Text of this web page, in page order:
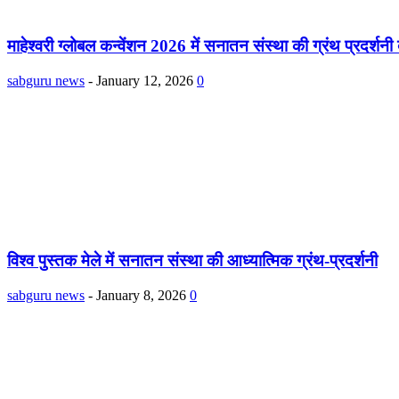
माहेश्वरी ग्लोबल कन्वेंशन 2026 में सनातन संस्था की ग्रंथ प्रदर्शनी
sabguru news - January 12, 2026 0
विश्व पुस्तक मेले में सनातन संस्था की आध्यात्मिक ग्रंथ-प्रदर्शनी
sabguru news - January 8, 2026 0